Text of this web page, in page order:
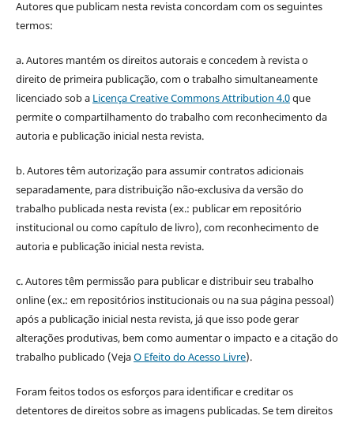
Autores que publicam nesta revista concordam com os seguintes
termos:
a. Autores mantém os direitos autorais e concedem à revista o
direito de primeira publicação, com o trabalho simultaneamente
licenciado sob a Licença Creative Commons Attribution 4.0que
permite o compartilhamento do trabalho com reconhecimento da
autoria e publicação inicial nesta revista.
b. Autores têm autorização para assumir contratos adicionais
separadamente, para distribuição não-exclusiva da versão do
trabalho publicada nesta revista (ex.: publicar em repositório
institucional ou como capítulo de livro), com reconhecimento de
autoria e publicação inicial nesta revista.
c. Autores têm permissão para publicar e distribuir seu trabalho
online (ex.: em repositórios institucionais ou na sua página pessoal)
após a publicação inicial nesta revista, já que isso pode gerar
alterações produtivas, bem como aumentar o impacto e a citação do
trabalho publicado (VejaO Efeito do Acesso Livre).
Foram feitos todos os esforços para identificar e creditar os
detentores de direitos sobre as imagens publicadas. Se tem direitos